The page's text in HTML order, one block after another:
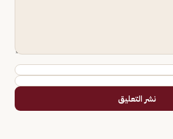
نشر التعليق